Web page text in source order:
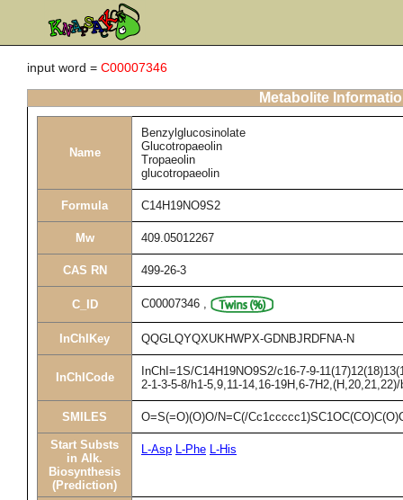
input word = C00007346
Metabolite
Name
Benzylglucosinolate
Glucotropaeolin
Tropaeolin
glucotropaeolin
Formula C14H19NO9S2
Mw 409.05012267
CAS RN 499-26-3
C_ID C00007346 ,
InChIKey QQGLQYQXUKHWPX-GDNBJRDFNA-N
InChICode
InChI=1S/C14H19NO9S2/c16-7-9-
2-1-3-5-8/h1-5,9,11-14,16-19H,6-
SMILES O=S(=O)(O)O/N=C(/
Start Substs
in Alk.
Biosynthesis
(Prediction)
L-Asp L-Phe L-His